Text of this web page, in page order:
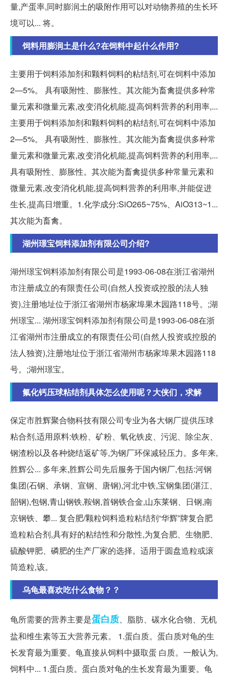
量,产蛋率,同时膨润土的吸附作用可以对动物养殖的生长环
境可以... 将。
饲料用膨润土是什么?在饲料中起什么作用?
主要用于饲料添加剂和颗料饲料的粘结剂,可在饲料中添加
2—5%。 具有吸附性、膨胀性。其次能为畜禽提供多种常
量元素和微量元素,改变消化机能,提高饲料营养的利用率,...
主要用于饲料添加剂和颗料饲料的粘结剂,可在饲料中添加
2—5%。 具有吸附性、膨胀性。其次能为畜禽提供多种常
量元素和微量元素,改变消化机能,提高饲料营养的利用率,...
具有吸附性、膨胀性。其次能为畜禽提供多种常量元素和
微量元素,改变消化机能,提高饲料营养的利用率,并能促进
生长,提高日增重。1.化学成分:SiO265~75%、AiO313~1...
其次能为畜禽。
湖州璟宝饲料添加剂有限公司介绍?
湖州璟宝饲料添加剂有限公司是1993-06-08在浙江省湖州
市注册成立的有限责任公司(自然人投资或控股的法人独
资),注册地址位于浙江省湖州市杨家埠果木园路118号。;湖
州璟宝... 湖州璟宝饲料添加剂有限公司是1993-06-08在浙
江省湖州市注册成立的有限责任公司(自然人投资或控股的
法人独资),注册地址位于浙江省湖州市杨家埠果木园路118
号。;湖州璟宝。
氟化钙压球粘结剂具体怎么使用呢？大侠们，求解
保定市胜辉聚合物科技有限公司专业为各大钢厂提供压球
粘合剂,适用原料:铁粉、矿粉、氧化铁皮、污泥、除尘灰、
钢渣粉以及各种烧结返矿等,为钢厂环保减轻压力。多年来,
胜辉公... 多年来,胜辉公司先后服务于国内钢厂,包括:河钢
集团(石钢、承钢、宣钢、唐钢),河北中铁,宝钢集团(湛江、
韶钢),包钢,青山钢铁,鞍钢,首钢铁合金,山东莱钢、日钢,南
京钢铁、攀... 复合肥/颗粒饲料造粒粘结剂“华辉”牌复合肥
造粒粘合剂,具有好的粘结性和分散性,为复合肥、生物肥、
硫酸钾肥、磷肥的生产厂家的选择。适用于圆盘造粒或滚
筒造粒,该。
乌龟最喜欢吃什么食物？？
龟所需要的营养主要是蛋白质、脂肪、碳水化合物、无机
盐和维生素等五大营养元素。 1.蛋白质。蛋白质对龟的生
长发育最为重要。龟直接从饲料中摄取蛋 白质。一般认为,
饲料中... 1.蛋白质。蛋白质对龟的生长发育最为重要。龟